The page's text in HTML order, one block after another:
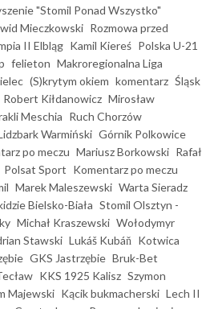
"Stomil Ponad Wszystko"
Mieczkowski Rozmowa przed
II Elbląg Kamil Kiereś Polska U-21
felieton Makroregionalna Liga
(S)krytym okiem komentarz Śląsk
Robert Kiłdanowicz Mirosław
Meschia Ruch Chorzów
Warmiński Górnik Polkowice
po meczu Mariusz Borkowski Rafał
Polsat Sport Komentarz po meczu
Marek Maleszewski Warta Sieradz
Bielsko-Biała Stomil Olsztyn -
Michał Kraszewski Wołodymyr
Stawski Lukáš Kubáň Kotwica
GKS Jastrzębie Bruk-Bet
KKS 1925 Kalisz Szymon
Majewski Kącik bukmacherski Lech II